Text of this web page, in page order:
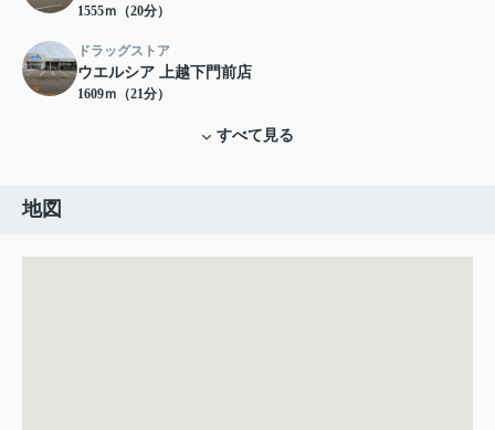
1555ｍ（20分）
ドラッグストア
ウエルシア 上越下門前店
1609ｍ（21分）
すべて見る
地図